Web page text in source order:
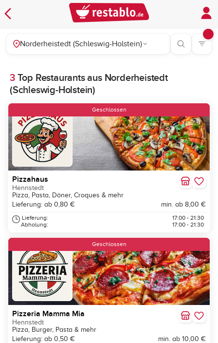
Norderheistedt (Schleswig-Holstein)
3Top Restaurants aus Norderheistedt
(Schleswig-Holstein)
Geschlossen
Pizzahaus
Hennstedt
Pizza, Pasta, Döner, Croques & mehr
Lieferung: ab 0,80 €
min. ab 8,00 €
Lieferung:
Abholung:
17:00 - 21:30
17:00 - 21:30
Geschlossen
Pizzeria Mamma Mia
Hennstedt
Pizza, Burger, Pasta & mehr
Lieferung: ab 0,50 €
min. ab 10,00 €